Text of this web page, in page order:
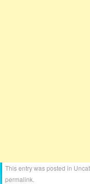
This entry was posted in
permalink